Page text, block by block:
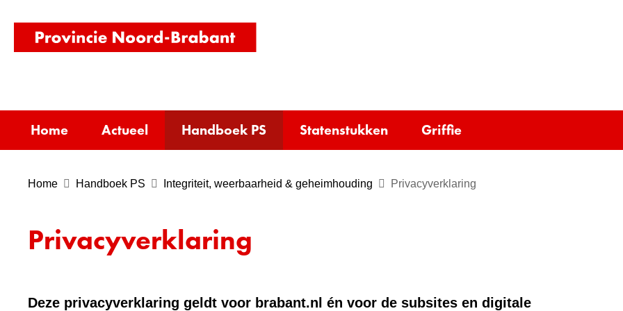
homepage)
Home Actueel Handboek PS Statenstukken Griffie
Home Handboek PS Integriteit, weerbaarheid & geheimhouding Privacyverklaring
Privacyverklaring
Deze privacyverklaring geldt voor brabant.nl én voor de subsites en digitale